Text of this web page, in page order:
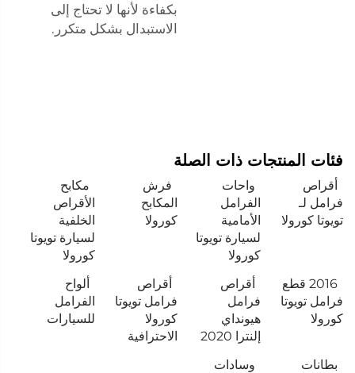
بكفاءة لأنها لا تحتاج إلى
الاستبدال بشكل متكرر.
فئات المنتجات ذات الصلة
أقراص
فرامل لـ
تويوتا كورولا
واحات
الفرامل
الأمامية
لسيارة تويوتا
كورولا
فرش
المكابح
كورولا
مكابح
الأقراص
الخلفية
لسيارة تويوتا
كورولا
2016 قطع
فرامل تويوتا
كورولا
أقراص
فرامل
هيونداي
إلنترا 2020
أقراص
فرامل تويوتا
كورولا
الاحترافية
ألواح
الفرامل
للسيارات
بطانات
وسادات